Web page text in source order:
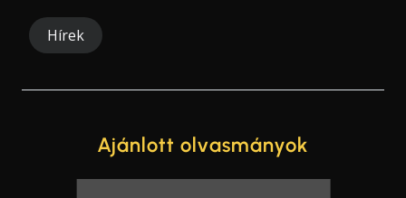
Hírek
Ajánlott olvasmányok